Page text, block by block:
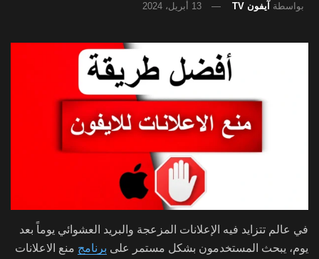
بواسطة آيفون TV 13 أبريل، 2024
في عالم تتزايد فيه الإعلانات المزعجة والبريد العشوائي يوماً بعد
يوم، يبحث المستخدمون بشكل مستمر على برنامج منع الاعلانات